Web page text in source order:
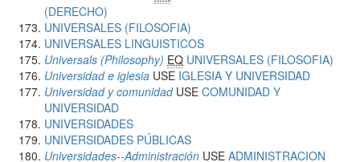
(DERECHO)
UNIVERSALES (FILOSOFIA)
UNIVERSALES LINGUISTICOS
Universals (Philosophy) EQ UNIVERSALES (FILOSOFIA)
Universidad e iglesia USE IGLESIA Y UNIVERSIDAD
Universidad y comunidadUSE COMUNIDAD Y
UNIVERSIDAD
UNIVERSIDADES
UNIVERSIDADES PÚBLICAS
Universidades--Administración USE ADMINISTRACION